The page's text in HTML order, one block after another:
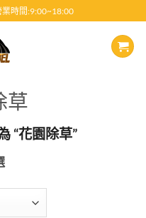
時間:9:00~18:00
草
“花園除草”